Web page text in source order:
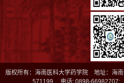
版权所有：海南医科大学药学院 地址：海
571199 电话: 0898-66982707;